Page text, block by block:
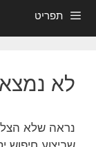
תפריט
לא
נראה שלא